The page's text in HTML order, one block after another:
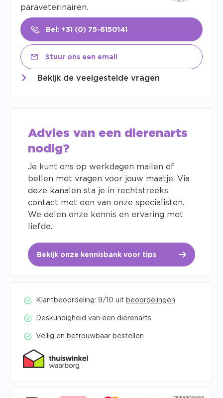
paraveterinairen.
Bel: +31 (0) 75-6150141
Stuur ons een email
Bekijk de veelgestelde vragen
Advies van een dierenarts
nodig?
Je kunt ons op werkdagen mailen of
bellen met vragen voor jouw maatje. Via
deze kanalen sta je in rechtstreeks
contact met een van onze specialisten.
We delen onze kennis en ervaring met
liefde.
Bekijk onze kennisbank voor tips
Klantbeoordeling: 9/10 uit beoordelingen
Deskundigheid van een dierenarts
Veilig en betrouwbaar bestellen